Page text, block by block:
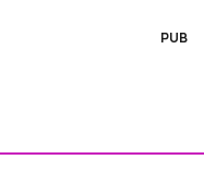
PUB